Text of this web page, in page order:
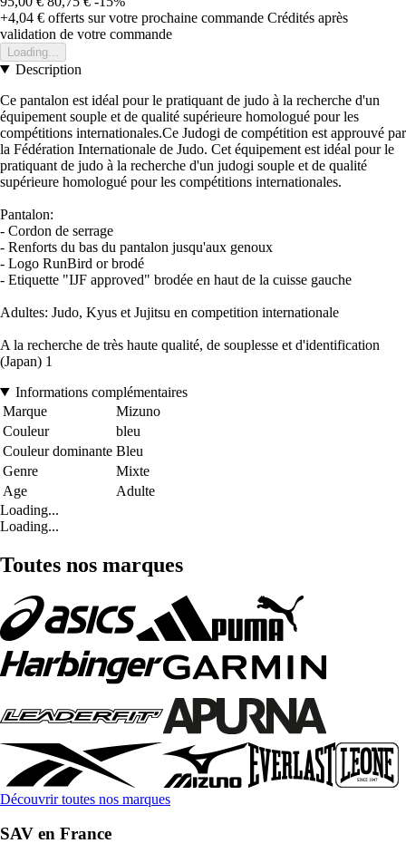
+4,04 € offerts sur votre prochaine commande Crédités après
validation de votre commande
Loading...
Description
Ce pantalon est idéal pour le pratiquant de judo à la recherche d'un
équipement souple et de qualité supérieure homologué pour les
compétitions internationales.Ce Judogi de compétition est approuvé par
la Fédération Internationale de Judo. Cet équipement est idéal pour le
pratiquant de judo à la recherche d'un judogi souple et de qualité
supérieure homologué pour les compétitions internationales.
Pantalon:
- Cordon de serrage
- Renforts du bas du pantalon jusqu'aux genoux
- Logo RunBird or brodé
- Etiquette "IJF approved" brodée en haut de la cuisse gauche
Adultes: Judo, Kyus et Jujitsu en competition internationale
A la recherche de très haute qualité, de souplesse et d'identification
(Japan) 1
Informations complémentaires
Marque
Mizuno
Couleur
bleu
Couleur dominante Bleu
Genre
Mixte
Age
Adulte
Loading...
Loading...
Toutes nos marques
Découvrir toutes nos marques
SAV en France